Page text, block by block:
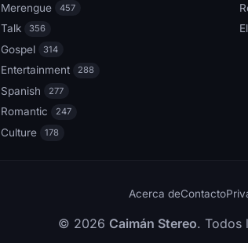
Merengue 457
Talk 356
Gospel 314
Entertainment 288
Spanish 277
Romantic 247
Culture 178
Acerca deContacto
© 2026 Caimán Stereo. Todos